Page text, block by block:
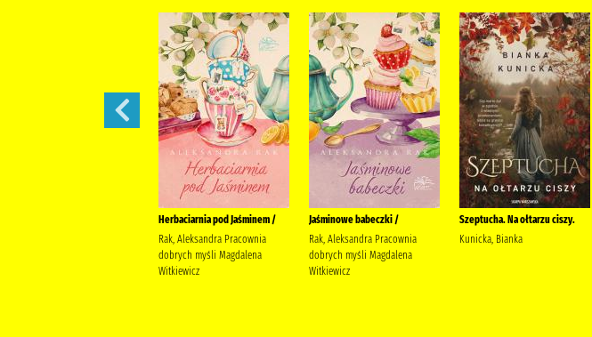
Herbaciarnia pod Jaśminem /
Rak, Aleksandra Pracownia
dobrych myśli Magdalena
Witkiewicz
Jaśminowe babeczki /
Rak, Aleksandra Pracownia
dobrych myśli Magdalena
Witkiewicz
Szeptucha. Na ołtarzu ciszy.
Kunicka, Bianka